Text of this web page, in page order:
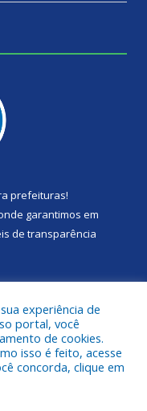
prefeituras!
garantimos em
de transparência
Municipal de Portel.
experiência de
portal, você
de cookies.
isso é feito, acesse
concorda, clique em